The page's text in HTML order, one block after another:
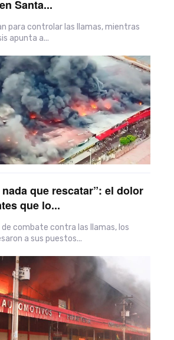
Santa...
para controlar las llamas, mientras
apunta a...
que rescatar”: el dolor
que lo...
de combate contra las llamas, los
a sus puestos...